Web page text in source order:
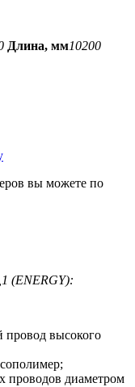
Длина, мм10200
вы можете по
(ENERGY):
провод высокого
проводов диаметром